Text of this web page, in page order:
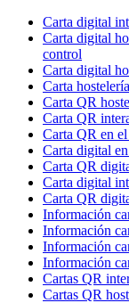
Carta digital
Carta digital
control
Carta digital
Carta hostelería
Carta QR
Carta QR
Carta QR en
Carta digital
Carta QR
Carta digital
Carta QR
Información
Información
Información
Información
Cartas QR
Cartas QR